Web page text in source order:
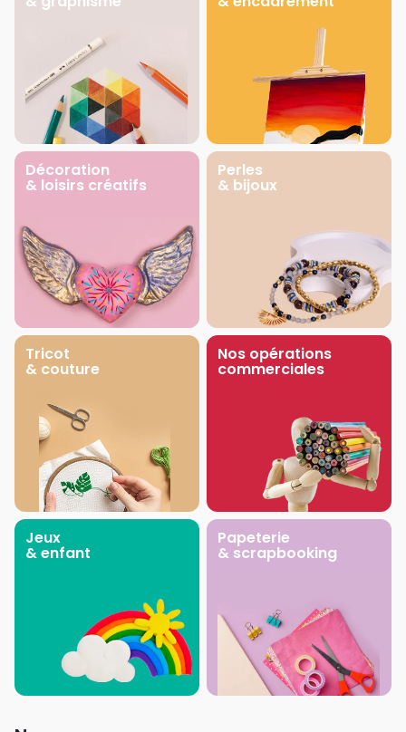
Décoration
& loisirs créatifs
Perles
& bijoux
Tricot
& couture
Nos opérations
commerciales
Jeux
& enfant
Papeterie
& scrapbooking